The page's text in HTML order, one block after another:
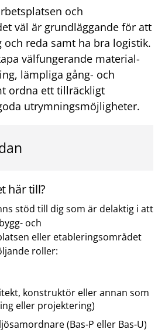
och
väl är grundläggande för att
reda samt ha bra logistik.
välfungerande material-
lämpliga gång- och
ordna ett tillräckligt
utrymningsmöjligheter.
här till?
stöd till dig som är delaktig i att
och
eller etableringsområdet
roller:
konstruktör eller annan som
eller projektering)
(Bas-P eller Bas-U)